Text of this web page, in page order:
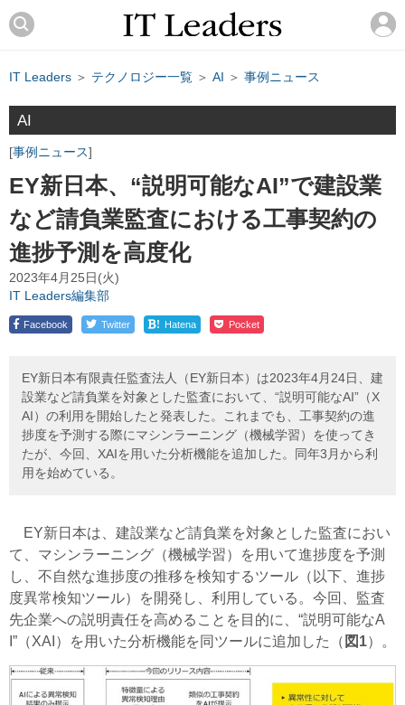
IT Leaders ＞ テクノロジー一覧 ＞ AI ＞ 事例ニュース
AI
事例ニュース
EY新日本、“説明可能なAI”で建設業
など請負業監査における工事契約の
進捗予測を高度化
2023年4月25日(火)
IT Leaders編集部
Facebook Twitter ! Hatena Pocket
EY新日本有限責任監査法人（EY新日本）は2023年4月24日、建
設業など請負業を対象とした監査において、“説明可能なAI”（X
AI）の利用を開始したと発表した。これまでも、工事契約の進
捗度を予測する際にマシンラーニング（機械学習）を使ってき
たが、今回、XAIを用いた分析機能を追加した。同年3月から利
用を始めている。
EY新日本は、建設業など請負業を対象とした監査におい
て、マシンラーニング（機械学習）を用いて進捗度を予測
し、不自然な進捗度の推移を検知するツール（以下、進捗
度異常検知ツール）を開発し、利用している。今回、監査
先企業への説明責任を高めることを目的に、“説明可能なA
I”（XAI）を用いた分析機能を同ツールに追加した（ 図1）。